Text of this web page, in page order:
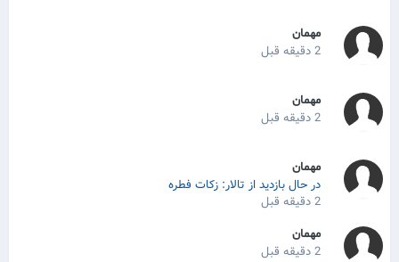
مهمان
2 دقیقه قبل
مهمان
2 دقیقه قبل
مهمان
در حال بازدید از تالار: زکات فطره
2 دقیقه قبل
مهمان
2 دقیقه قبل